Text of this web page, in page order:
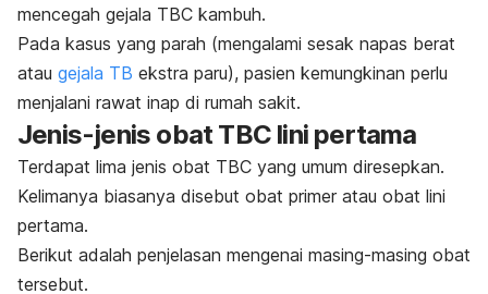
mencegah gejala TBC kambuh.
Pada kasus yang parah (mengalami sesak napas berat
atau gejala TB ekstra paru), pasien kemungkinan perlu
menjalani rawat inap di rumah sakit.
Jenis-jenis obat TBC lini pertama
Terdapat lima jenis obat TBC yang umum diresepkan.
Kelimanya biasanya disebut obat primer atau obat lini
pertama.
Berikut adalah penjelasan mengenai masing-masing obat
tersebut.